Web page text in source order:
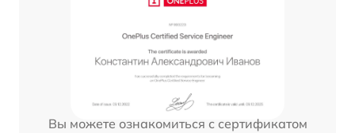
Вы можете ознакомиться с сертификатом